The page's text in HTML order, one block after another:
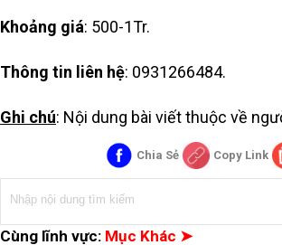
Khoảng giá: 500-1Tr.
Thông tin liên hệ: 0931266484.
Ghi chú: Nội dung bài viết thuộc về
Chia Sẻ Copy Link
Cùng lĩnh vực: Mục Khác ➤